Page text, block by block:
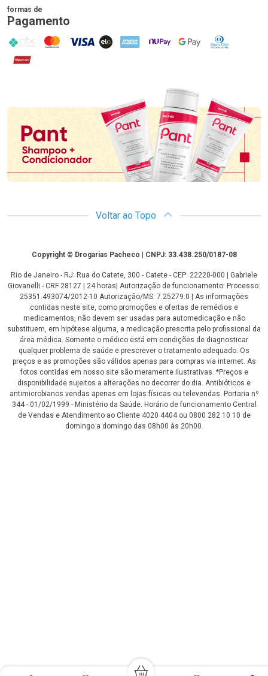
formas de
Pagamento
PIX MasterCard
VISA ELO AMEX NuPay Google PayDiners Club
Hipercard
Promoção em Destaque
Voltar ao Topo
CopyrightCopyright © Drogarias Pacheco | CNPJ: 33.438.250/0187-08
Rio de Janeiro - RJ: Rua do Catete, 300 - Catete - CEP: 22220-000 | Gabriele
Giovanelli - CRF 28127 | 24 horas| Autorização de funcionamento: Processo:
25351.493074/2012-10 Autorização/MS: 7.25279.0 | As informações
contidas neste site, como promoções e ofertas de remédios e
medicamentos, não devem ser usadas para automedicação e não
substituem, em hipótese alguma, a medicação prescrita pelo profissional da
área médica. Somente o médico está em condições de diagnosticar
qualquer problema de saúde e prescrever o tratamento adequado. Os
preços e as promoções são válidos apenas para compras via internet. As
fotos contidas em nosso site são meramente ilustrativas. *Preços e
disponibilidade sujeitos a alterações no decorrer do dia. Antibióticos e
antimicrobianos vendas apenas em lojas físicas ou televendas. Portaria nº
344 - 01/02/1999 - Ministério da Saúde. Horário de funcionamento Central
de Vendas e Atendimento ao Cliente 4020 4404 ou 0800 282 10 10 de
domingo a domingo das 08h00 às 20h00.